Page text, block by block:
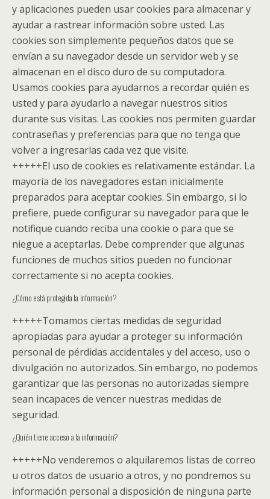
y aplicaciones pueden usar cookies para almacenar y
ayudar a rastrear información sobre usted. Las
cookies son simplemente pequeños datos que se
envían a su navegador desde un servidor web y se
almacenan en el disco duro de su computadora.
Usamos cookies para ayudarnos a recordar quién es
usted y para ayudarlo a navegar nuestros sitios
durante sus visitas. Las cookies nos permiten guardar
contraseñas y preferencias para que no tenga que
volver a ingresarlas cada vez que visite.
+++++El uso de cookies es relativamente estándar. La
mayoría de los navegadores estan inicialmente
preparados para aceptar cookies. Sin embargo, si lo
prefiere, puede configurar su navegador para que le
notifique cuando reciba una cookie o para que se
niegue a aceptarlas. Debe comprender que algunas
funciones de muchos sitios pueden no funcionar
correctamente si no acepta cookies.
¿Cómo está protegida la información?
+++++Tomamos ciertas medidas de seguridad
apropiadas para ayudar a proteger su información
personal de pérdidas accidentales y del acceso, uso o
divulgación no autorizados. Sin embargo, no podemos
garantizar que las personas no autorizadas siempre
sean incapaces de vencer nuestras medidas de
seguridad.
¿Quién tiene acceso a la información?
+++++No venderemos o alquilaremos listas de correo
u otros datos de usuario a otros, y no pondremos su
información personal a disposición de ninguna parte